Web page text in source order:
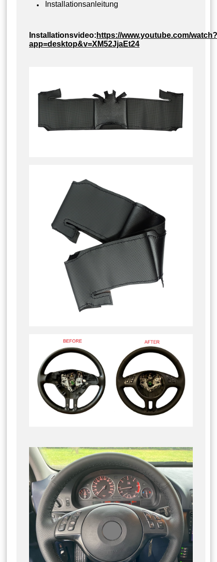
Installationsanleitung
Installationsvideo: https://www.youtube.com/watch?
app=desktop&v=XM52JjaEt24